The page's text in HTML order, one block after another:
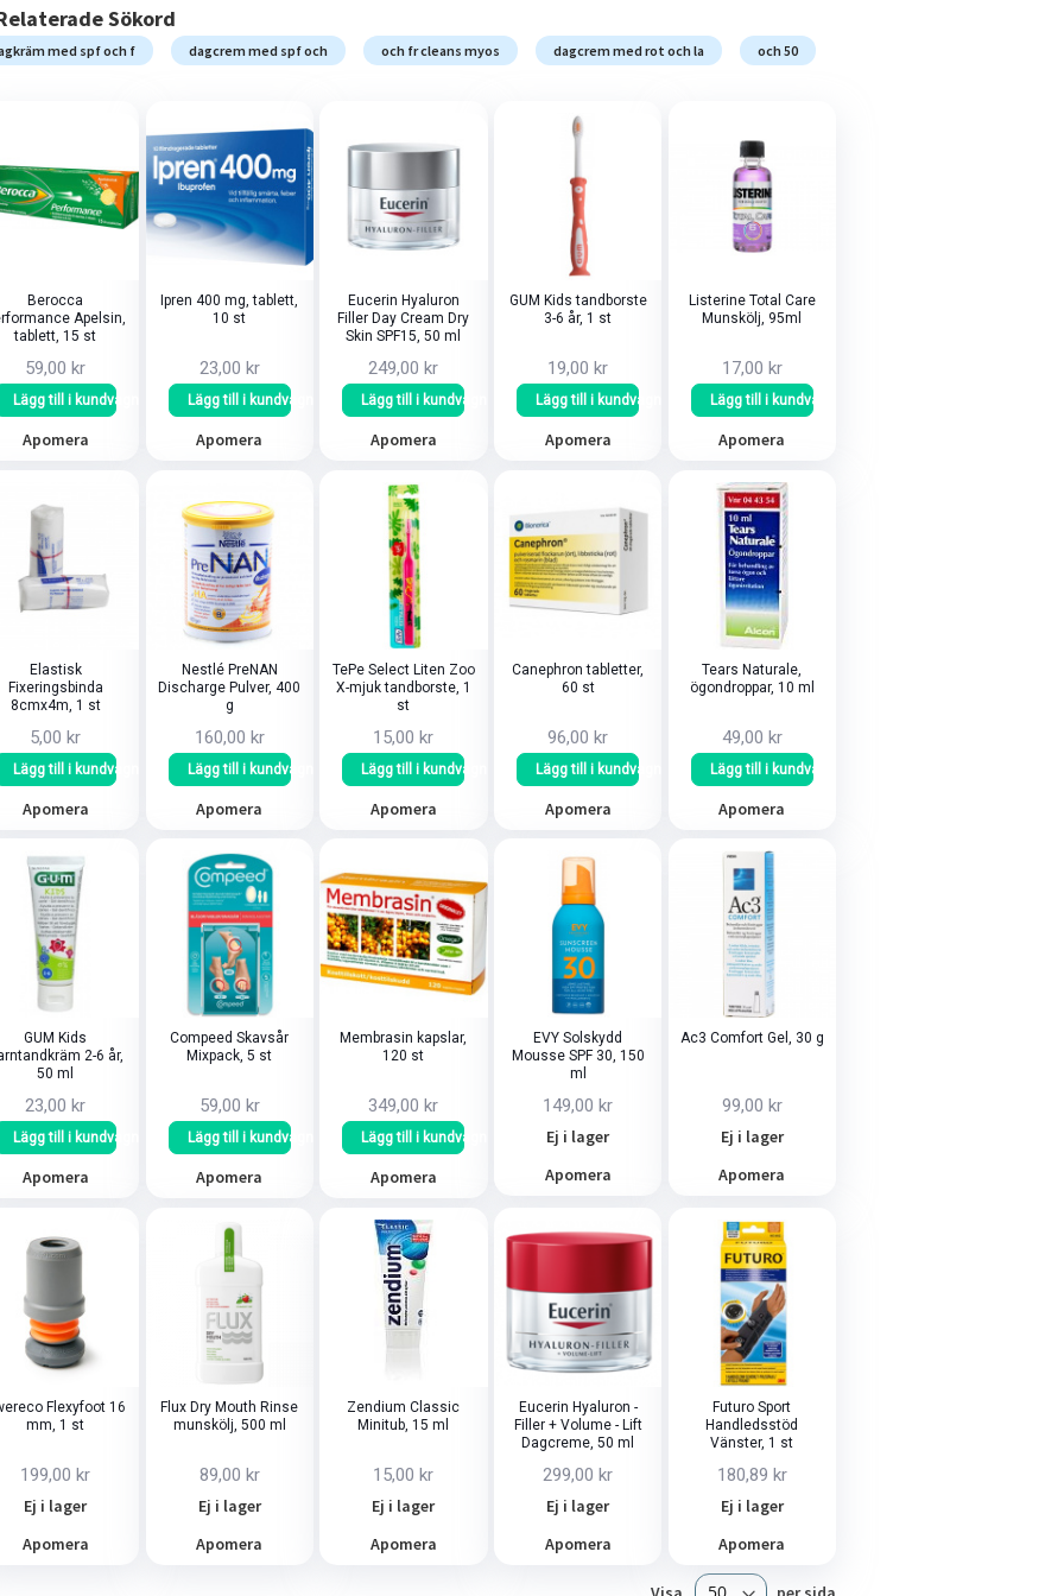
Sökord
med spf och f dagcrem med spf och och fr cleans myos dagcrem med rot och la och 50
Berocca
Apelsin,
tablett, 15 st
59,00 kr
Lägg till i kundvagn
Apomera
Ipren 400 mg, tablett,
10 st
23,00 kr
Lägg till i kundvagn
Apomera
Eucerin Hyaluron
Filler Day Cream Dry
Skin SPF15, 50 ml
249,00 kr
Lägg till i kundvagn
Apomera
GUM Kids tandborste
3-6 år, 1 st
19,00 kr
Lägg till i kundvagn
Apomera
Listerine Total Care
Munskölj, 95ml
17,00 kr
Lägg till i kundvagn
Apomera
Elastisk
Fixeringsbinda
8cmx4m, 1 st
5,00 kr
Lägg till i kundvagn
Apomera
Nestlé PreNAN
Discharge Pulver, 400
g
160,00 kr
Lägg till i kundvagn
Apomera
TePe Select Liten Zoo
X-mjuk tandborste, 1
st
15,00 kr
Lägg till i kundvagn
Apomera
Canephron tabletter,
60 st
96,00 kr
Lägg till i kundvagn
Apomera
Tears Naturale,
ögondroppar, 10 ml
49,00 kr
Lägg till i kundvagn
Apomera
GUM Kids
2-6 år,
50 ml
23,00 kr
Lägg till i kundvagn
Apomera
Compeed Skavsår
Mixpack, 5 st
59,00 kr
Lägg till i kundvagn
Apomera
Membrasin kapslar,
120 st
349,00 kr
Lägg till i kundvagn
Apomera
EVY Solskydd
Mousse SPF 30, 150
ml
149,00 kr
Ej i lager
Apomera
Ac3 Comfort Gel, 30 g
99,00 kr
Ej i lager
Apomera
Flexyfoot 16
mm, 1 st
199,00 kr
Ej i lager
Apomera
Flux Dry Mouth Rinse
munskölj, 500 ml
89,00 kr
Ej i lager
Apomera
Zendium Classic
Minitub, 15 ml
15,00 kr
Ej i lager
Apomera
Eucerin Hyaluron -
Filler + Volume - Lift
Dagcreme, 50 ml
299,00 kr
Ej i lager
Apomera
Futuro Sport
Handledsstöd
Vänster, 1 st
180,89 kr
Ej i lager
Apomera